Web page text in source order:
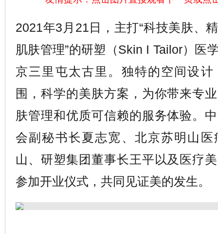
2021年3月21日，主打“科技美肤、
肌肤管理”的研塑（Skin I Tailor）医
京三里屯太古里。独特的空间设
围，科学的美肤方案，为你带来专
肤管理和优质可信赖的服务体验。
会副秘书长夏志宽、北京苏明山医
山、研塑集团董事长王平以及医疗
参加开业仪式，共同见证美的发生。